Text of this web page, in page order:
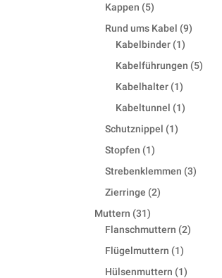
Kappen 55
products
Rund ums Kabel 99
Kabelbinder 11
product
Kabelführungen 55
Kabelhalter 11
product
Kabeltunnel 11
Schutznippel 11
Stopfen 11
product
Strebenklemmen 33
Zierringe 22
Muttern 3131
products
Flanschmuttern 22
Flügelmuttern 11
product
Hülsenmuttern 11